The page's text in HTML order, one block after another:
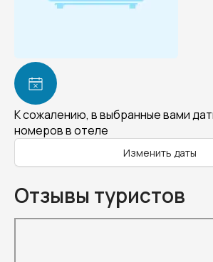
К сожалению, в выбранные вами
номеров в отеле
Изменить даты
Отзывы туристов